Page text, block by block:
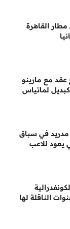
القاهرة
مع مارينو
بوسيتش حتى عام 2028 كبديل لماتياس
مدريد في سباق
يعود للاعب